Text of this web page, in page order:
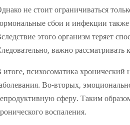
не стоит ограничиваться
сбои и инфекции
этого организм теряет
важно рассматривать
итоге, психосоматика хронический
Во-вторых,
сферу. Таким
воспаления.